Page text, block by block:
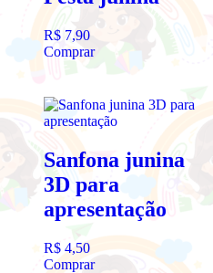
R$ 7,90
Comprar
Sanfona junina
3D para
apresentação
R$ 4,50
Comprar